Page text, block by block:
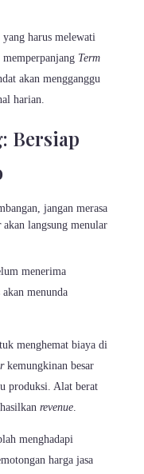
yang harus melewati
Term
akan mengganggu
harian.
Bersiap
jangan merasa
akan langsung menular
menerima
menunda
menghemat biaya di
kemungkinan besar
produksi. Alat berat
revenue.
menghadapi
harga jasa